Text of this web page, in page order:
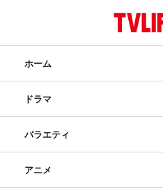
ホーム
ドラマ
バラエティ
アニメ